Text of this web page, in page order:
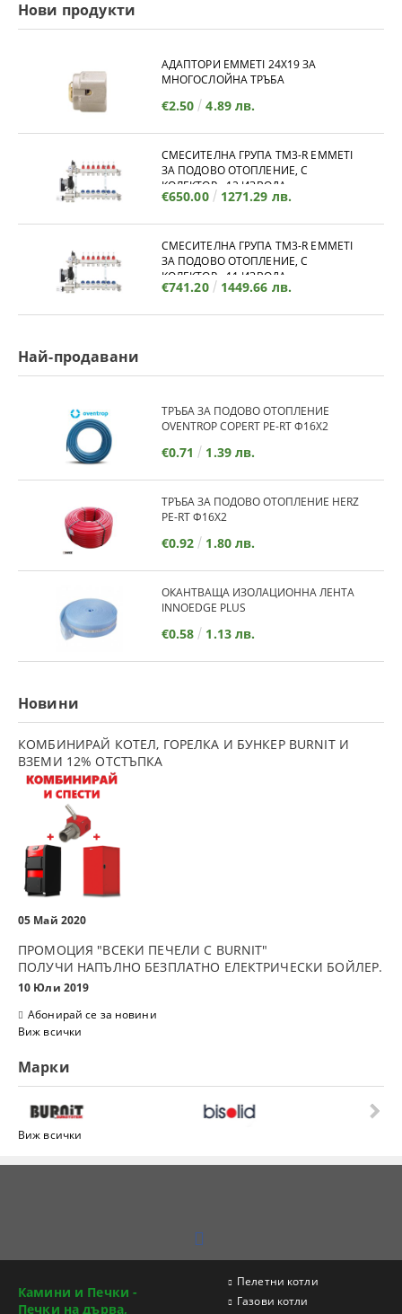
Нови продукти
АДАПТОРИ EMMETI 24X19 ЗА
МНОГОСЛОЙНА ТРЪБА
€2.50 4.89 лв.
СМЕСИТЕЛНА ГРУПА TM3-R EMMETI
ЗА ПОДОВО ОТОПЛЕНИЕ, С
КОЛЕКТОР - 12 ИЗВОДА
€650.00 1271.29 лв.
СМЕСИТЕЛНА ГРУПА TM3-R EMMETI
ЗА ПОДОВО ОТОПЛЕНИЕ, С
КОЛЕКТОР - 11 ИЗВОДА
€741.20 1449.66 лв.
Най-продавани
ТРЪБА ЗА ПОДОВО ОТОПЛЕНИЕ
OVENTROP COPERT PE-RT Ф16Х2
€0.71 1.39 лв.
ТРЪБА ЗА ПОДОВО ОТОПЛЕНИЕ HERZ
PE-RT Ф16Х2
€0.92 1.80 лв.
ОКАНТВАЩА ИЗОЛАЦИОННА ЛЕНТА
INNOEDGE PLUS
€0.58 1.13 лв.
Новини
КОМБИНИРАЙ КОТЕЛ, ГОРЕЛКА И БУНКЕР BURNIT И
ВЗЕМИ 12% ОТСТЪПКА
05 Май 2020
ПРОМОЦИЯ "ВСЕКИ ПЕЧЕЛИ С BURNIT"
ПОЛУЧИ НАПЪЛНО БЕЗПЛАТНО ЕЛЕКТРИЧЕСКИ БОЙЛЕР.
10 Юли 2019
Абонирай се за новини
Виж всички
Марки
Виж всички
Камини и Печки -
Печки на дърва,
Пелетни котли
Газови котли